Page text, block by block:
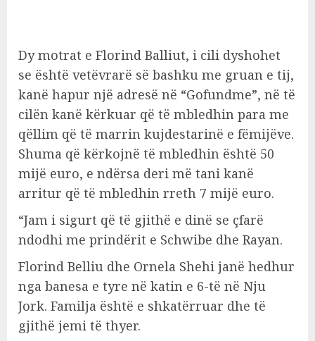
Dy motrat e Florind Balliut, i cili dyshohet
se është vetëvrarë së bashku me gruan e tij,
kanë hapur një adresë në “Gofundme”, në të
cilën kanë kërkuar që të mbledhin para me
qëllim që të marrin kujdestarinë e fëmijëve.
Shuma që kërkojnë të mbledhin është 50
mijë euro, e ndërsa deri më tani kanë
arritur që të mbledhin rreth 7 mijë euro.
“Jam i sigurt që të gjithë e dinë se çfarë
ndodhi me prindërit e Schwibe dhe Rayan.
Florind Belliu dhe Ornela Shehi janë hedhur
nga banesa e tyre në katin e 6-të në Nju
Jork. Familja është e shkatërruar dhe të
gjithë jemi të thyer.